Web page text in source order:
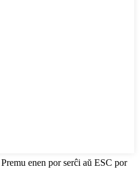
Premu enen por serĉi aŭ ESC por